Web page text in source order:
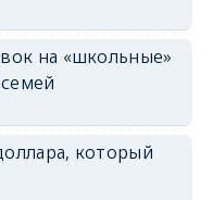
на «школьные»
который